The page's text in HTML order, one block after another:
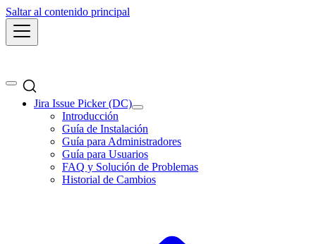
Saltar al contenido principal
Jira Issue Picker (DC)
Introducción
Guía de Instalación
Guía para Administradores
Guía para Usuarios
FAQ y Solución de Problemas
Historial de Cambios